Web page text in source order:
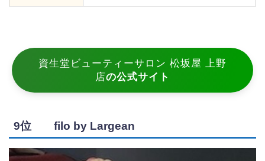
資生堂ビューティーサロン 松坂屋 上野
店の公式サイト
9位 filo by Largean